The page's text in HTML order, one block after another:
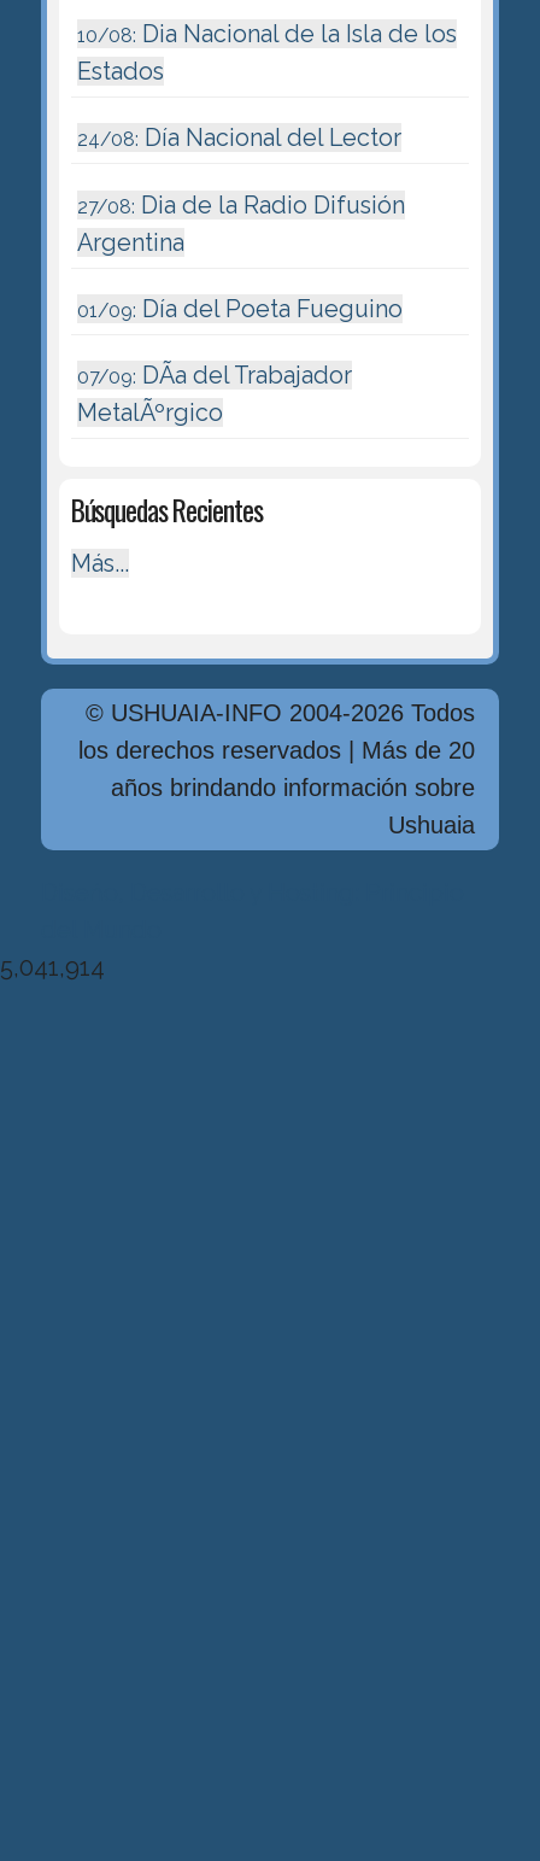
10/08: Dia Nacional de la Isla de los
Estados
24/08: Día Nacional del Lector
27/08: Dia de la Radio Difusión
Argentina
01/09: Día del Poeta Fueguino
07/09: DÃ­a del Trabajador
MetalÃºrgico
Búsquedas Recientes
Más...
© USHUAIA-INFO 2004-2026 Todos
los derechos reservados | Más de 20
años brindando información sobre
Ushuaia
5,041,914